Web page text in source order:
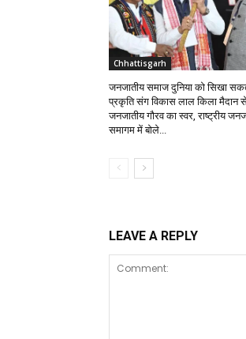
Chhattisgarh
जनजातीय समाज दुनिया को सिखा
प्रकृति संग विकास लाल किला मैदान
जनजातीय गौरव का स्वर, राष्ट्रीय
समागम में बोले...
LEAVE A REPLY